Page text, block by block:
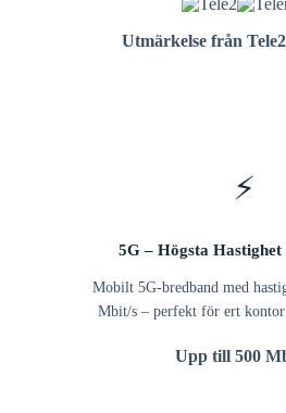
Utmärkelse från
⚡
5G – Högsta
Mobilt 5G-bredband med
Mbit/s – perfekt för ert kontor
Upp till 500